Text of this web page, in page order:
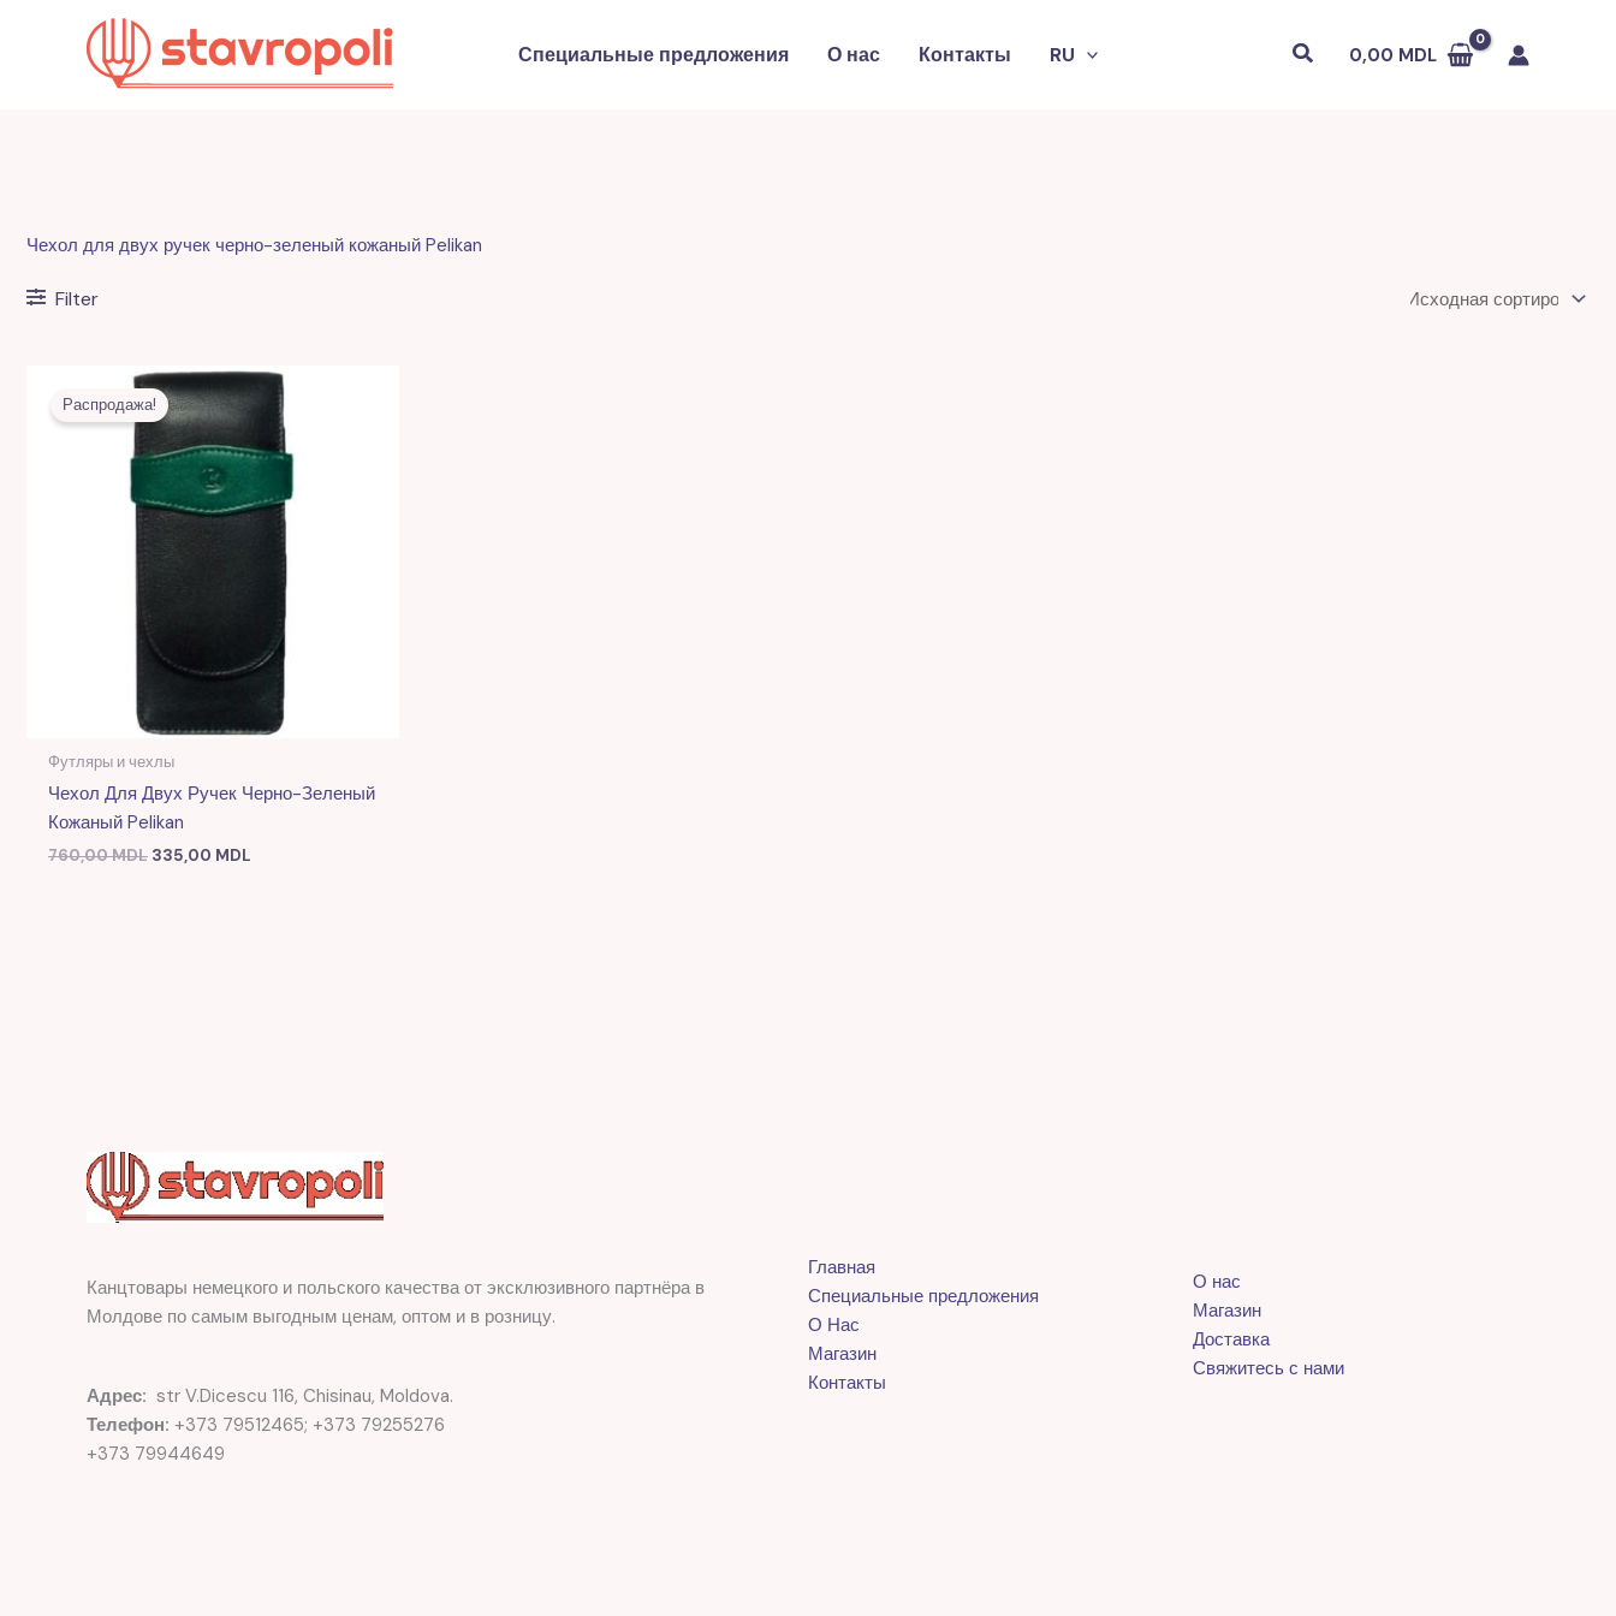
содержимому
Специальные предложения О нас Контакты RU Поиск0,00 MDL
Чехол для двух ручек черно-зеленый кожаный Pelikan
Filter
Распродажа!
Футляры и чехлы
Чехол Для Двух Ручек Черно-Зеленый
Кожаный Pelikan
760,00MDL
Первоначальная
цена
составляла
760,00 MDL.
335,00 MDL
Текущая
цена:
335,00 MDL.
Канцтовары немецкого и польского качества от эксклюзивного партнёра в
Молдове по самым выгодным ценам, оптом и в розницу.
Адрес: str V.Dicescu 116, Chisinau, Moldova.
Телефон: +373 79512465; +373 79255276
+373 79944649
Главная
Специальные предложения
О Нас
Магазин
Контакты
О нас
Магазин
Доставка
Свяжитесь с нами